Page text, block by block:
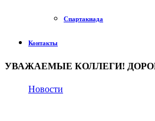
Спартакиада
Контакты
УВАЖАЕМЫЕ КОЛЛЕГИ!
Новости